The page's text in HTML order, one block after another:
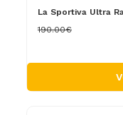
La Sportiva Ultra
190.00€